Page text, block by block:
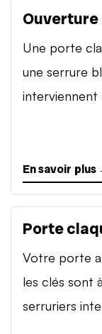
Ouverture
Une porte
une serrure
interviennent
En savoir plus
Porte
Votre porte
les clés sont
serruriers